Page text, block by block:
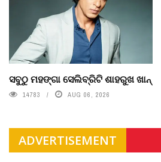
ସବୁଠୁ ମହଙ୍ଗା ସେଲିବ୍ରିଟି ଶାହରୁଖ ଖାନ୍
14783 AUG 06, 2026
ADVERTISEMENT